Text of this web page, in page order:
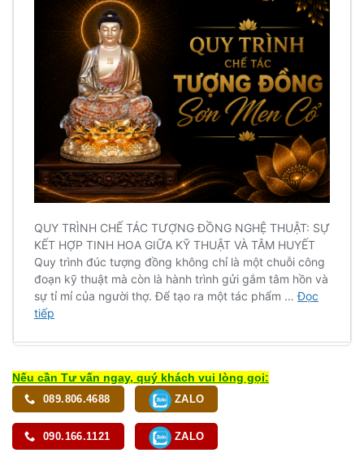
TƯỢNG
ĐỒNG
Nếu cần Tư vấn ngay, quý khách vui lòng gọi:
089.806.4688 ZALO
090.166.1121 ZALO